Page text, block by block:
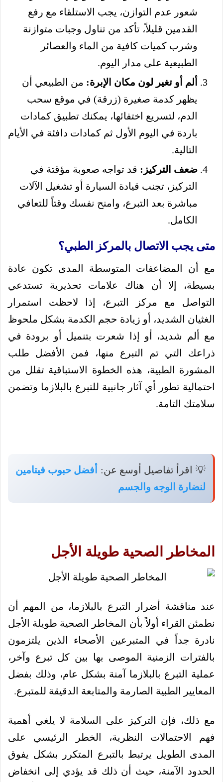
شعور عدم التوازن، يجب الاستلقاء مع رفع
القدمين قليلاً، تأكد من تناول وجبات متوازنة
وشرب كميات كافية من الماء والعصائر
الطبيعية على مدار اليوم.
ألم أو تغير لون مكان الإبرة: من الطبيعي أن
يظهر كدمة صغيرة (زرقة) في موقع سحب
الدم، لتسريع اختفائها، يمكنك تطبيق كمادات
باردة في اليوم الأول ثم كمادات دافئة في الأيام
التالية.
ضعف التركيز: قد تواجه صعوبة مؤقتة في
التركيز، تجنب قيادة السيارة أو تشغيل الآلات
مباشرة بعد التبرع، وامنح نفسك وقتاً للتعافي
الكامل.
متى يجب الاتصال بالمركز الطبي؟
مع أن المضاعفات المتوسطة المدى تكون عادة
بسيطة، إلا أن هناك علامات تحذيرية تستدعي
التواصل مع مركز التبرع، إذا لاحظت استمرار
الغثيان الشديد، أو زيادة حجم الكدمة بشكل ملحوظ
مع ألم شديد، أو إذا شعرت بتنميل أو برودة في
ذراعك التي تم التبرع منها، فمن الأفضل طلب
المشورة الطبية، هذه الخطوة الاستباقية تقلل من
احتمالية تطور أي آثار جانبية للتبرع بالبلازما وتضمن
سلامتك التامة.
💡 اقرأ تفاصيل أوسع عن:
أفضل حبوب فيتامين
لنضارة الوجه والجسم
المخاطر الصحية طويلة الأجل
عند مناقشة أضرار التبرع بالبلازما، من المهم أن
نطمئن القراء أولاً بأن المخاطر الصحية طويلة الأجل
نادرة جداً في المتبرعين الأصحاء الذين يلتزمون
بالفترات الزمنية الموصى بها بين كل تبرع وآخر،
عملية التبرع بالبلازما آمنة بشكل عام، وذلك بفضل
المعايير الطبية الصارمة والمتابعة الدقيقة للمتبرع.
مع ذلك، فإن التركيز على السلامة لا يلغي أهمية
فهم الاحتمالات النظرية، الخطر الرئيسي على
المدى الطويل يرتبط بالتبرع المتكرر بشكل يفوق
الحدود الآمنة، حيث أن ذلك قد يؤدي إلى انخفاض